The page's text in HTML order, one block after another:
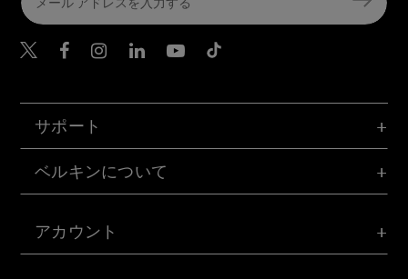
アカウント
サポート
ベルキンについて
Belkin Twitter
Belkin Facebook
Belkin Instagram
Belkin LinkedIn
Belkin Youtube
Belkin TikTok